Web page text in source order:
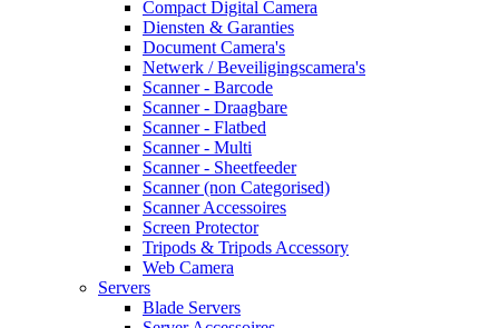
Compact Digital Camera
Diensten & Garanties
Document Camera's
Netwerk / Beveiligingscamera's
Scanner - Barcode
Scanner - Draagbare
Scanner - Flatbed
Scanner - Multi
Scanner - Sheetfeeder
Scanner (non Categorised)
Scanner Accessoires
Screen Protector
Tripods & Tripods Accessory
Web Camera
Servers
Blade Servers